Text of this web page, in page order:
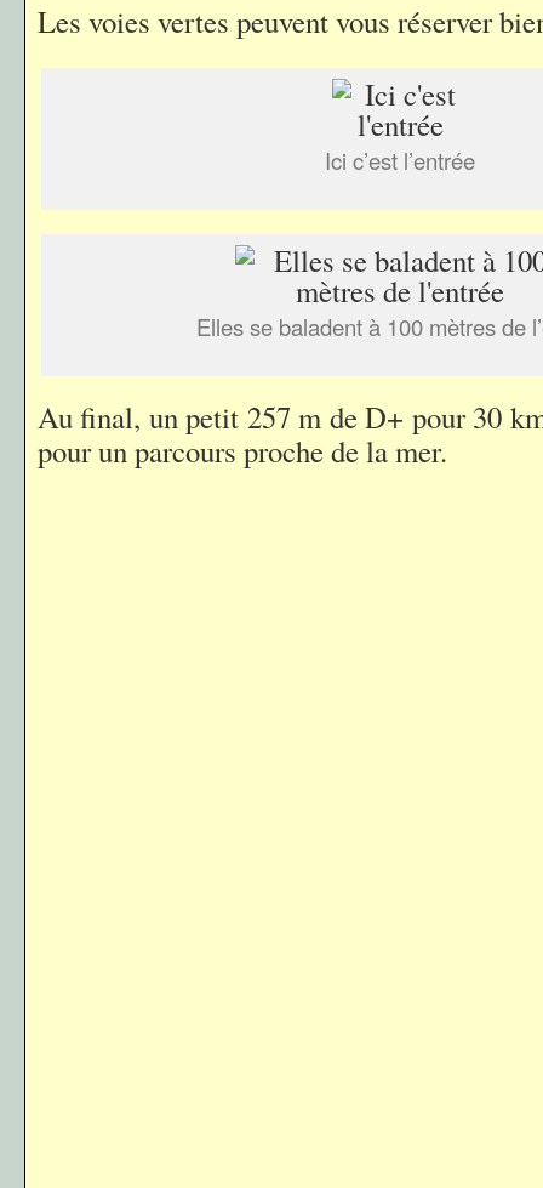
Les voies vertes peuvent vous réserver
Ici c’est l’entrée
Elles se baladent à 100 mètres de
Au final, un petit 257 m de D+ pour 30
pour un parcours proche de la mer.